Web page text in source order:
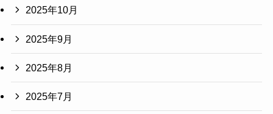
2025年10月
2025年9月
2025年8月
2025年7月